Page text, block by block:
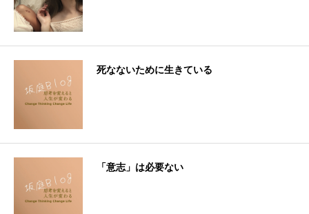
死なないために生きている
「意志」は必要ない